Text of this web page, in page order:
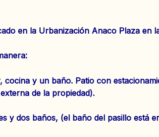
en la Urbanización Anaco Plaza en
cocina y un baño. Patio con
de la propiedad).
y dos baños, (el baño del pasillo está